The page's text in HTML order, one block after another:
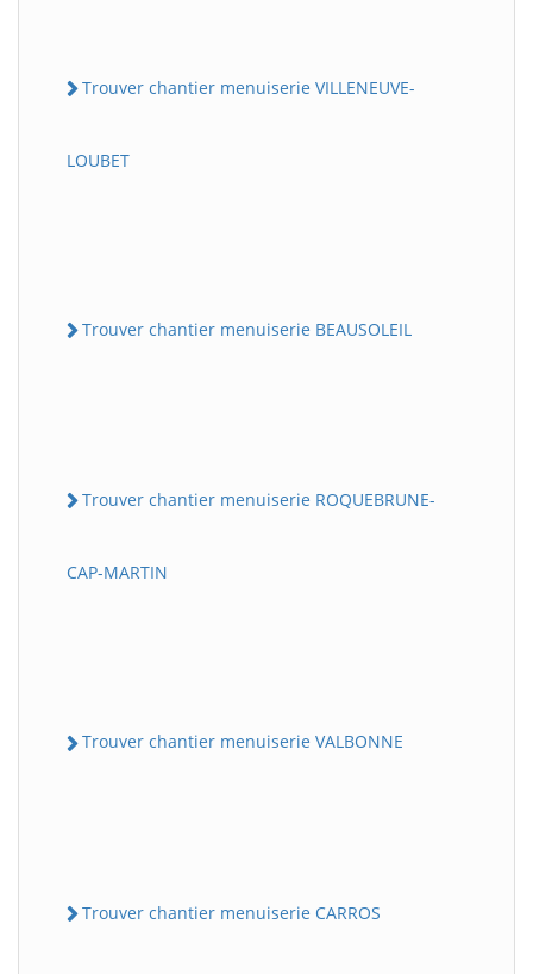
Trouver chantier menuiserie VILLENEUVE-
LOUBET
Trouver chantier menuiserie BEAUSOLEIL
Trouver chantier menuiserie ROQUEBRUNE-
CAP-MARTIN
Trouver chantier menuiserie VALBONNE
Trouver chantier menuiserie CARROS